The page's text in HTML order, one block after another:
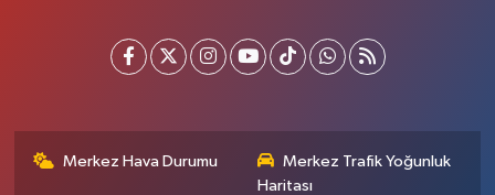
Merkez Hava Durumu
Merkez Trafik Yoğunluk
Haritası